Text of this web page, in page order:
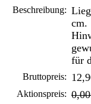
Beschreibung:
cm.
für
Bruttopreis:
Aktionspreis: